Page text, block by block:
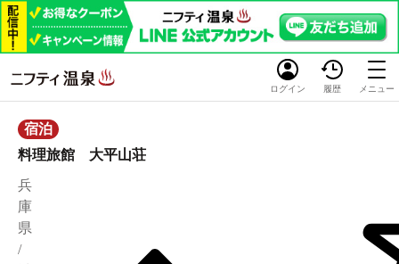
ログイン 履歴 メニュー
宿泊
料理旅館 大平山荘
兵
庫
県
/